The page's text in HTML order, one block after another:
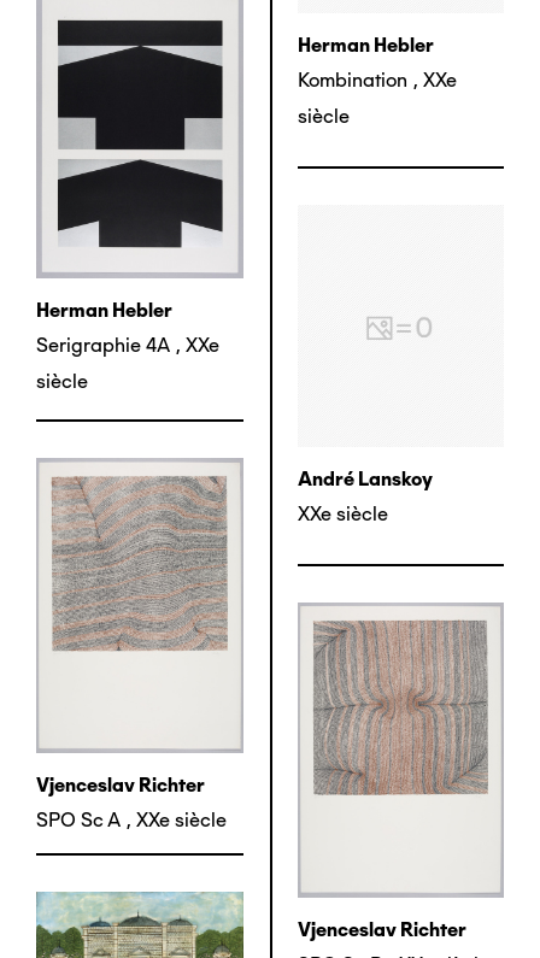
Herman Hebler
Kombination , XXe
siècle
Herman Hebler
Serigraphie 4A , XXe
siècle
André Lanskoy
XXe siècle
Vjenceslav Richter
SPO Sc A , XXe siècle
Vjenceslav Richter